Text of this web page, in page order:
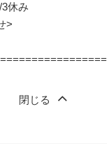
休み
>
閉じる